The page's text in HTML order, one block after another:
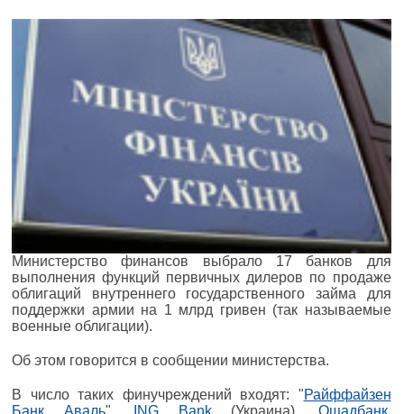
Министерство финансов выбрало 17 банков для
выполнения функций первичных дилеров по продаже
облигаций внутреннего государственного займа для
поддержки армии на 1 млрд гривен (так называемые
военные облигации).
Об этом говорится в сообщении министерства.
В число таких финучреждений входят: "Райффайзен